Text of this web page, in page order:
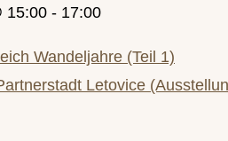
15:00 - 17:00
Wandeljahre (Teil 1)
Letovice